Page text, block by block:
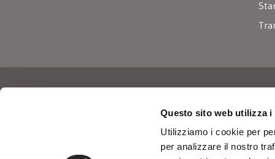
Questo sito web utilizza i
Utilizziamo i cookie per
per analizzare il nostro
Iscriviti alla nostra